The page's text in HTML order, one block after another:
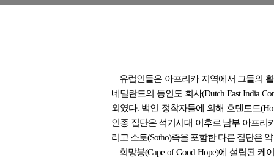
유럽인들은 아프리카 지역에서 그들의
네덜란드의 동인도 회사(Dutch East India
외였다. 백인 정착자들에 의해 호텐토트
인종 집단은 석기시대 이후로 남부 아프리
리고 소토(Sotho)족을 포함한 다른 집단은
희망봉(Cape of Good Hope)에 설립된